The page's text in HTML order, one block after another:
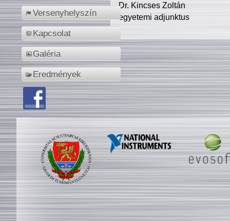
Versenyhelyszín
Kapcsolat
Galéria
Eredmények
Dr. Kincses Zoltán
egyetemi adjunktus